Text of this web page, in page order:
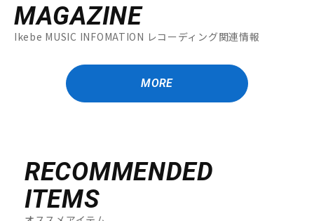
MAGAZINE
Ikebe MUSIC INFOMATION レコーディング関連情報
MORE
RECOMMENDED
ITEMS